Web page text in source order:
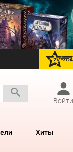
Войти
Хиты